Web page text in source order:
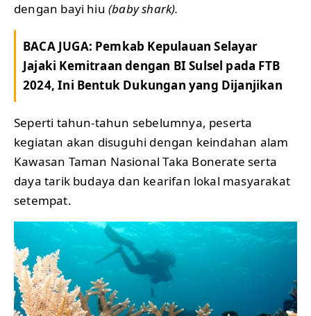
dengan bayi hiu(baby shark).
BACA JUGA: Pemkab Kepulauan Selayar
Jajaki Kemitraan dengan BI Sulsel pada FTB
2024, Ini Bentuk Dukungan yang Dijanjikan
Seperti tahun-tahun sebelumnya, peserta
kegiatan akan disuguhi dengan keindahan alam
Kawasan Taman Nasional Taka Bonerate serta
daya tarik budaya dan kearifan lokal masyarakat
setempat.